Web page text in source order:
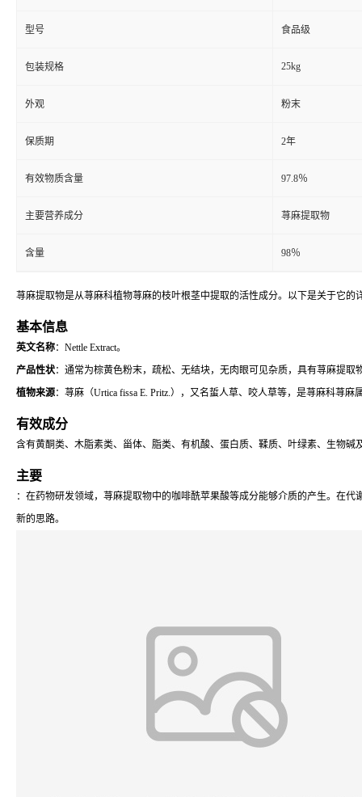
型号 食品级
包装规格 25kg
外观 粉末
保质期 2年
有效物质含量 97.8％
主要营养成分 荨麻提取物
含量 98％
荨麻提取物是从荨麻科植物荨麻的枝叶根茎中提取的活性成分。以下是关于它的
基本信息
英文名称：Nettle Extract。
产品性状：通常为棕黄色粉末，疏松、无结块，无肉眼可见杂质，具有荨麻提取
植物来源：荨麻（Urtica fissa E. Pritz.），又名蜇人草、咬人草等，是荨麻科荨
有效成分
含有黄酮类、木脂素类、甾体、脂类、有机酸、蛋白质、鞣质、叶绿素、生物碱
主要
：在药物研发领域，荨麻提取物中的咖啡酰苹果酸等成分能够介质的产生。在
新的思路。